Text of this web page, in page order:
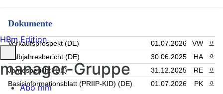
Dokumente
Verkaufsprospekt (DE) 01.07.2026 VW
Halbjahresbericht (DE)
30.06.2025 HA
Jahresbericht (DE)
31.12.2025 RE
Basisinformationsblatt (PRIIP-KID) (DE)
01.07.2026 PK
HBm Edition
manager-Gruppe
Abo mm